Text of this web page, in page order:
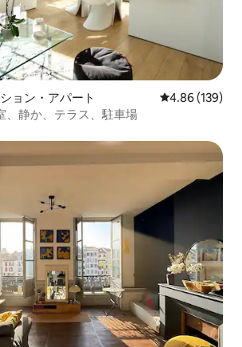
ョン・アパート レビュー139
4.86 (139)
、静か、テラス、駐車場